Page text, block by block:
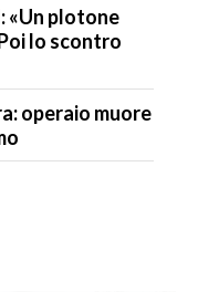
«Un plotone
lo scontro
operaio muore